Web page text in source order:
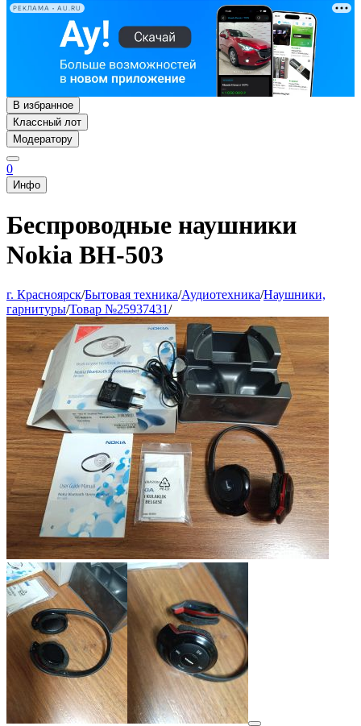
РЕКЛАМА • AU.RU
В избранное
Классный лот
Модератору
0
Инфо
Беспроводные наушники
Nokia BH-503
г. Красноярск/Бытовая техника/Аудиотехника/Наушники,
гарнитуры/Товар №25937431/